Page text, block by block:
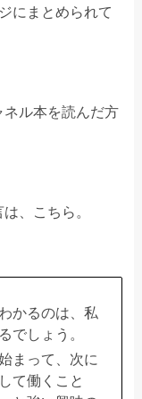
にまとめられて
ル本を読んだ方
、こちら。
かるのは、私
でしょう。
まって、次に
て働くこと